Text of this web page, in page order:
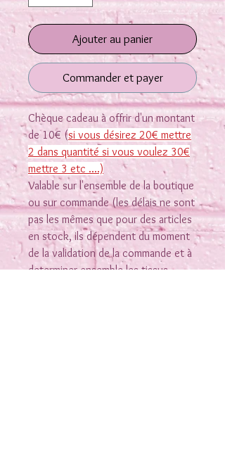
Ajouter au panier
Commander et payer
Chèque cadeau à offrir d'un montant
de 10€ (si vous désirez 20€ mettre
2 dans quantité si vous voulez 30€
mettre 3 etc ....)
Valable sur l'ensemble de la boutique
ou sur commande (les délais ne sont
pas les mêmes que pour des articles
en stock, ils dépendent du moment
de la validation de la commande et à
determiner ensemble les tissus